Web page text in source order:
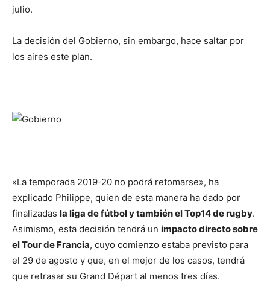
julio.
La decisión del Gobierno, sin embargo, hace saltar por
los aires este plan.
«La temporada 2019-20 no podrá retomarse», ha
explicado Philippe, quien de esta manera ha dado por
finalizadas la liga de fútbol y también el Top14 de rugby.
Asimismo, esta decisión tendrá un impacto directo sobre
el Tour de Francia, cuyo comienzo estaba previsto para
el 29 de agosto y que, en el mejor de los casos, tendrá
que retrasar su Grand Départ al menos tres días.